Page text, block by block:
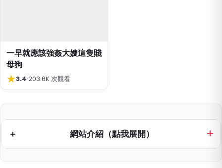
一早就應該強姦大嫂這隻賤
母狗
★3.4·203.6K 次觀看
網站介紹（點我展開）